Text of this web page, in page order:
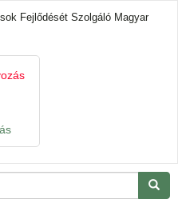
Fejlődését Szolgáló Magyar